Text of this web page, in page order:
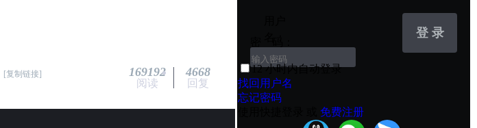
[复制链接] 169192
阅读
4668
回复
登 录
12 小时内自动登录
找回用户名
忘记密码
免费注册